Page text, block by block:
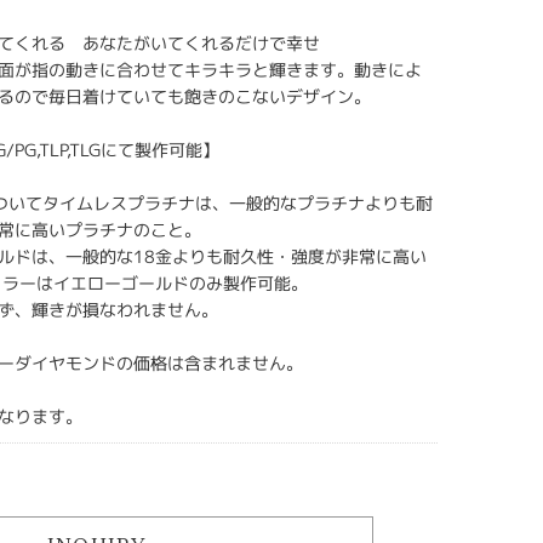
くれる あなたがいてくれるだけで幸せ
が指の動きに合わせてキラキラと輝きます。動きによ
ので毎日着けていても飽きのこないデザイン。
にて製作可能】
てタイムレスプラチナは、一般的なプラチナよりも耐
に高いプラチナのこと。
ドは、一般的な18金よりも耐久性・強度が非常に高い
ーはイエローゴールドのみ製作可能。
、輝きが損なわれません。
イヤモンドの価格は含まれません。
ます。